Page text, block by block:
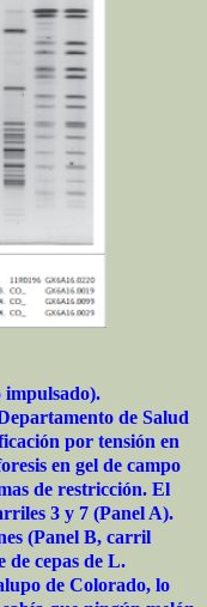
impulsado).
de Salud
por tensión en
en gel de campo
de restricción. El
3 y 7 (Panel A).
(Panel B, carril
de cepas de L.
de Colorado, lo